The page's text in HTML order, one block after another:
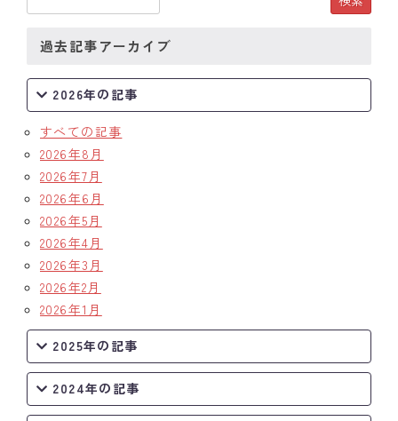
過去記事アーカイブ
2026年の記事
すべての記事
2026年8月
2026年7月
2026年6月
2026年5月
2026年4月
2026年3月
2026年2月
2026年1月
2025年の記事
2024年の記事